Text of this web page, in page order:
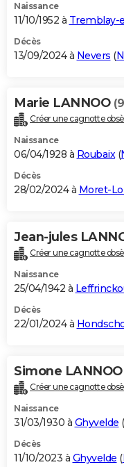
Naissance
11/10/1952 à Tremblay-
Décès
13/09/2024 à Nevers (
Marie LANNOO
Créer une cagnotte
Naissance
06/04/1928 à Roubaix(
Décès
28/02/2024 à Moret-
Jean-jules
Créer une cagnotte
Naissance
25/04/1942 à
Décès
22/01/2024 à
Simone LANNOO
Créer une cagnotte
Naissance
31/03/1930 à Ghyvelde (
Décès
11/10/2023 à Ghyvelde (